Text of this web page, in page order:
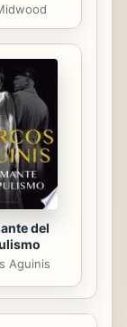
del
Aguinis